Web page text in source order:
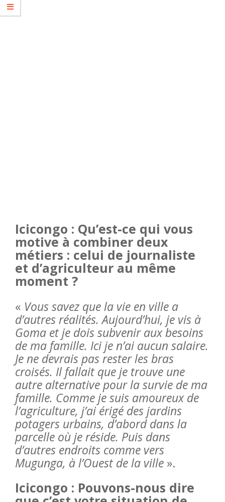
Icicongo : Qu’est-ce qui vous
motive à combiner deux
métiers : celui de journaliste
et d’agriculteur au même
moment ?
« Vous savez que la vie en ville a
d’autres réalités. Aujourd’hui, je vis à
Goma et je dois subvenir aux besoins
de ma famille. Ici je n’ai aucun salaire.
Je ne devrais pas rester les bras
croisés. Il fallait que je trouve une
autre alternative pour la survie de ma
famille. Comme je suis amoureux de
l’agriculture, j’ai érigé des jardins
potagers urbains, d’abord dans la
parcelle où je réside. Puis dans
d’autres endroits comme vers
Mugunga, à l’Ouest de la ville ».
Icicongo : Pouvons-nous dire